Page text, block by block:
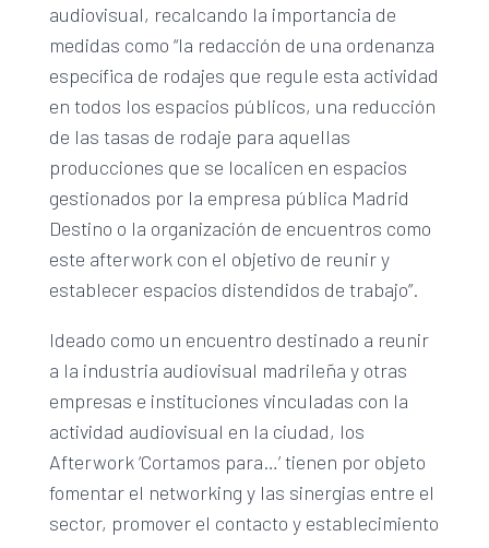
audiovisual, recalcando la importancia de
medidas como “la redacción de una ordenanza
específica de rodajes que regule esta actividad
en todos los espacios públicos, una reducción
de las tasas de rodaje para aquellas
producciones que se localicen en espacios
gestionados por la empresa pública Madrid
Destino o la organización de encuentros como
este afterwork con el objetivo de reunir y
establecer espacios distendidos de trabajo”.
Ideado como un encuentro destinado a reunir
a la industria audiovisual madrileña y otras
empresas e instituciones vinculadas con la
actividad audiovisual en la ciudad, los
Afterwork ‘Cortamos para…’ tienen por objeto
fomentar el networking y las sinergias entre el
sector, promover el contacto y establecimiento